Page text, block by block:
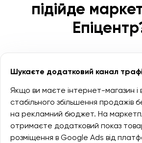
підійде
Шукаєте додатковий канал
Якщо ви маєте інтернет-магазин і
стабільного збільшення продажів
на рекламний бюджет. На
отримаєте додатковий показ
розміщення в Google Ads від